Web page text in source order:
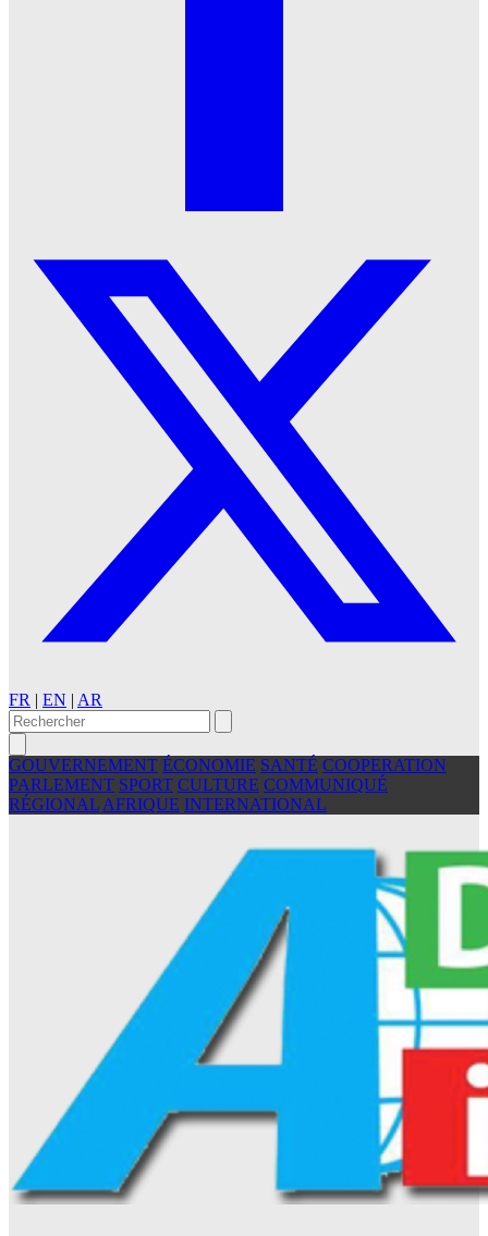
FR | EN | AR
GOUVERNEMENT ÉCONOMIE SANTÉ COOPERATION
PARLEMENT SPORT CULTURE COMMUNIQUÉ
RÉGIONAL AFRIQUE INTERNATIONAL